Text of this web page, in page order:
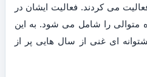
می کردند. فعالیت ایشان در
۲۵ سال در ۵ دوره متوالی را شامل می شود. به این
ای غنی از سال هایی پر از